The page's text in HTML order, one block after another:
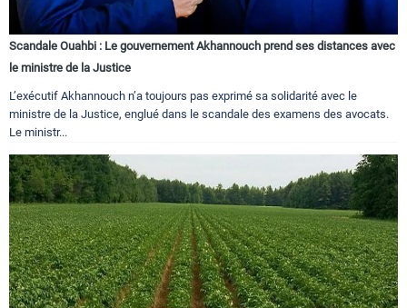
Scandale Ouahbi : Le gouvernement Akhannouch prend ses distances avec
le ministre de la Justice
L’exécutif Akhannouch n’a toujours pas exprimé sa solidarité avec le
ministre de la Justice, englué dans le scandale des examens des avocats.
Le ministr...